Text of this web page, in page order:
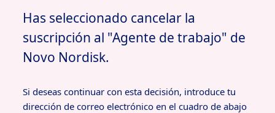
Has seleccionado cancelar la
suscripción al "Agente de trabajo" de
Novo Nordisk.
Si deseas continuar con esta decisión, introduce tu
dirección de correo electrónico en el cuadro de abajo